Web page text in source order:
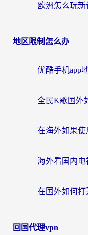
地区限制怎么办
回国代理vpn